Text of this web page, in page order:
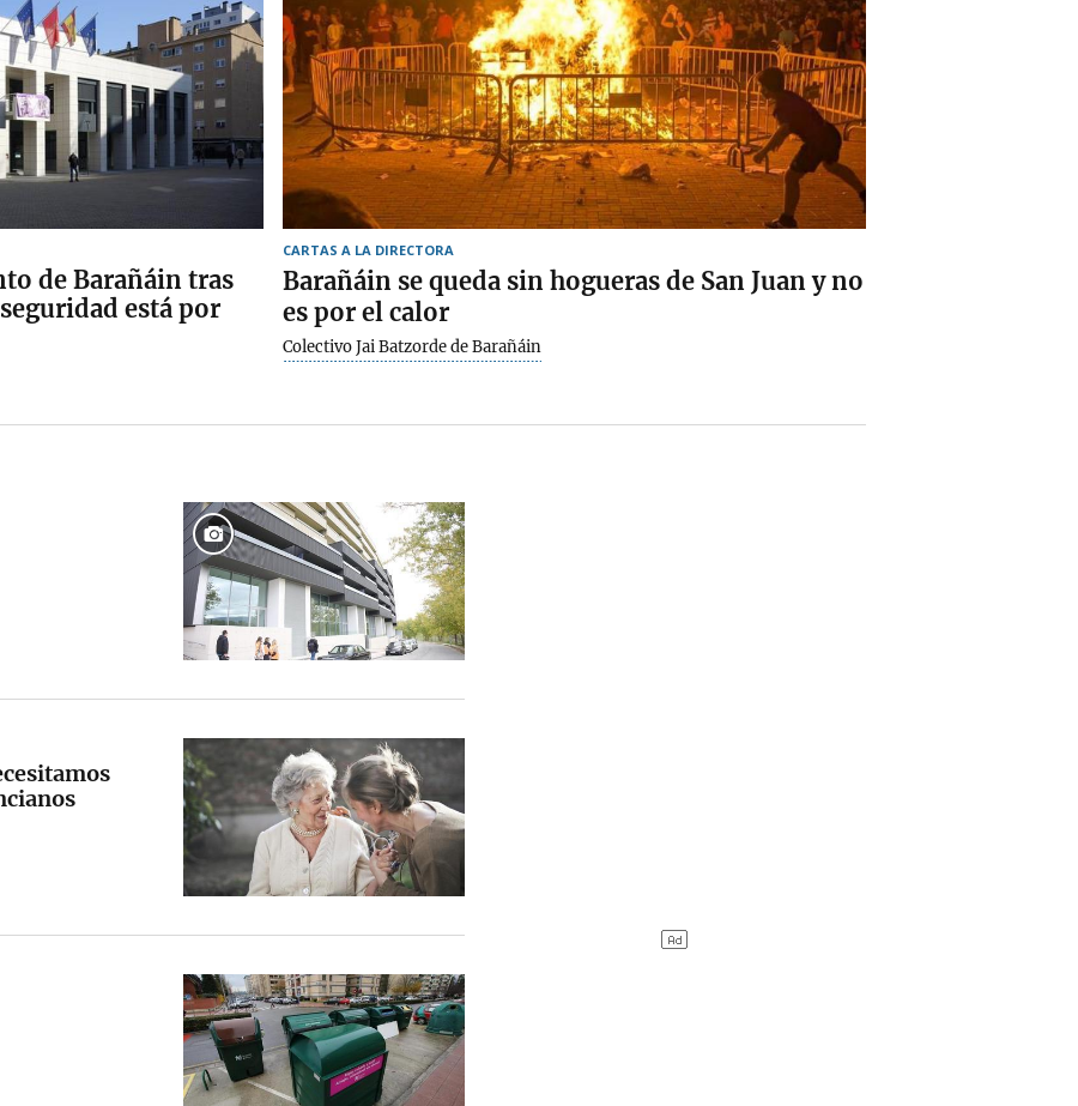
de Barañáin tras
está por
CARTAS A LA DIRECTORA
Barañáin se queda sin hogueras de San Juan y no
es por el calor
Colectivo Jai Batzorde de Barañáin